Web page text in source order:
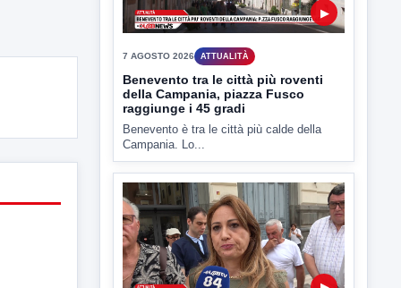
6 AGOSTO 2026 ATTUALITÀ
Miasmi, Comitati dal Prefetto: non
lasciateci soli
Comitati dal Prefetto Moscarella. Oltre a
rendere noto il flash...